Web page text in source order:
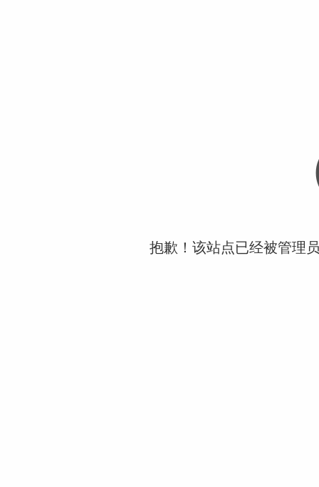
抱歉！该站点已经被管理